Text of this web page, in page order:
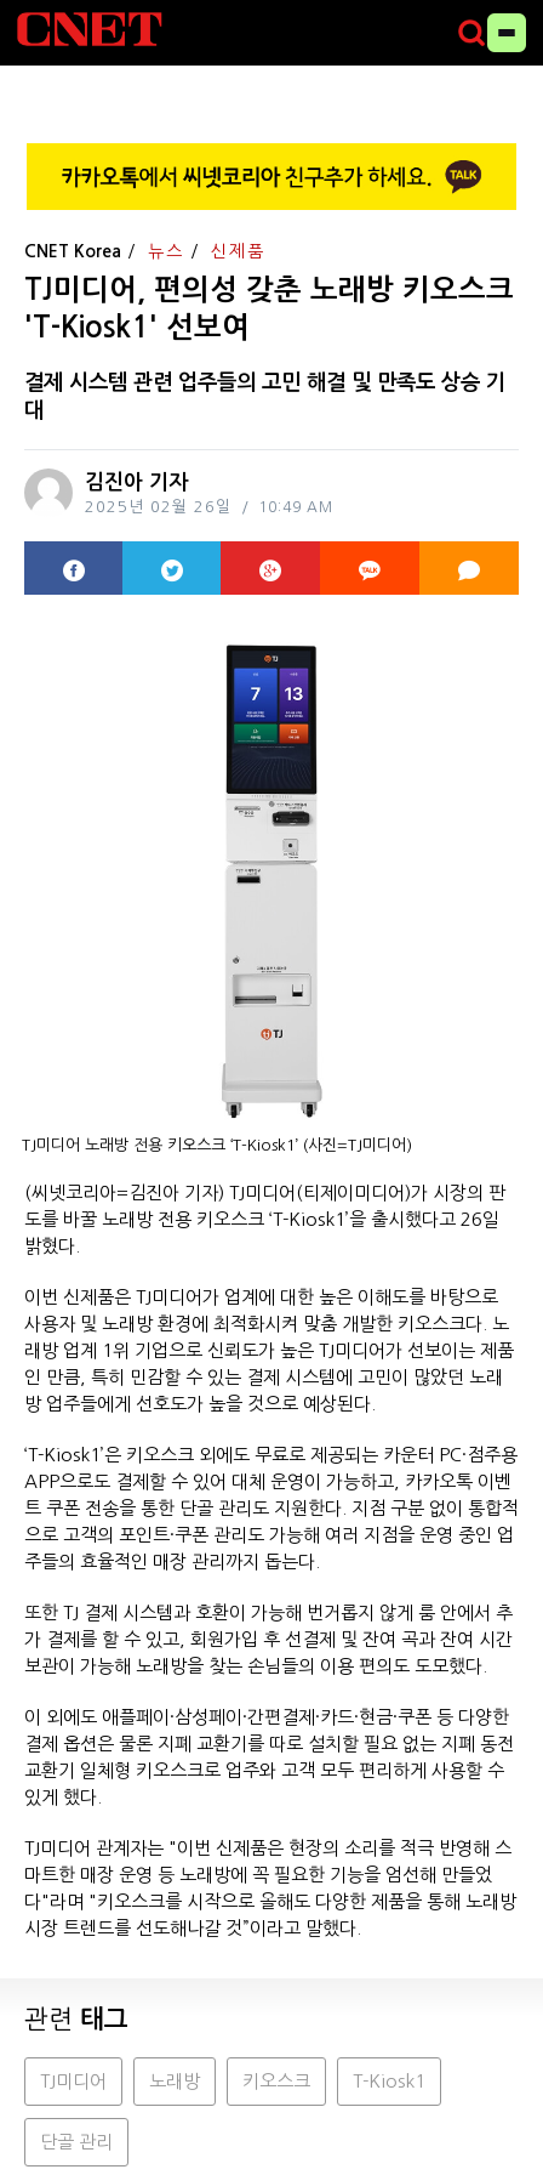
CNET Korea 뉴스 신제품
TJ미디어, 편의성 갖춘 노래방 키오스크
'T-Kiosk1' 선보여
결제 시스템 관련 업주들의 고민 해결 및 만족도 상승 기
대
김진아 기자
2025년 02월 26일 10:49 AM
TJ미디어 노래방 전용 키오스크 ‘T-Kiosk1’ (사진=TJ미디어)
(씨넷코리아=김진아 기자) TJ미디어(티제이미디어)가 시장의 판
도를 바꿀 노래방 전용 키오스크 ‘T-Kiosk1’을 출시했다고 26일
밝혔다.
이번 신제품은 TJ미디어가 업계에 대한 높은 이해도를 바탕으로
사용자 및 노래방 환경에 최적화시켜 맞춤 개발한 키오스크다. 노
래방 업계 1위 기업으로 신뢰도가 높은 TJ미디어가 선보이는 제품
인 만큼, 특히 민감할 수 있는 결제 시스템에 고민이 많았던 노래
방 업주들에게 선호도가 높을 것으로 예상된다.
‘T-Kiosk1’은 키오스크 외에도 무료로 제공되는 카운터 PC·점주용
APP으로도 결제할 수 있어 대체 운영이 가능하고, 카카오톡 이벤
트 쿠폰 전송을 통한 단골 관리도 지원한다. 지점 구분 없이 통합적
으로 고객의 포인트·쿠폰 관리도 가능해 여러 지점을 운영 중인 업
주들의 효율적인 매장 관리까지 돕는다.
또한 TJ 결제 시스템과 호환이 가능해 번거롭지 않게 룸 안에서 추
가 결제를 할 수 있고, 회원가입 후 선결제 및 잔여 곡과 잔여 시간
보관이 가능해 노래방을 찾는 손님들의 이용 편의도 도모했다.
이 외에도 애플페이·삼성페이·간편결제·카드·현금·쿠폰 등 다양한
결제 옵션은 물론 지폐 교환기를 따로 설치할 필요 없는 지폐 동전
교환기 일체형 키오스크로 업주와 고객 모두 편리하게 사용할 수
있게 했다.
TJ미디어 관계자는 "이번 신제품은 현장의 소리를 적극 반영해 스
마트한 매장 운영 등 노래방에 꼭 필요한 기능을 엄선해 만들었
다"라며 "키오스크를 시작으로 올해도 다양한 제품을 통해 노래방
시장 트렌드를 선도해나갈 것”이라고 말했다.
관련 태그
TJ미디어 노래방 키오스크 T-Kiosk1
단골 관리